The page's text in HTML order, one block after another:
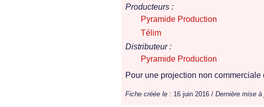
Producteurs :
Pyramide Production
Télim
Distributeur :
Pyramide Production
Pour une projection non
Fiche créée le : 16 juin 2016 / Dernière mise à